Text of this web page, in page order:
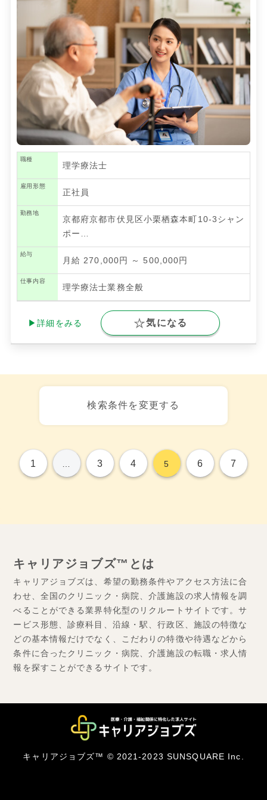
職種
理学療法士
雇用形態
正社員
勤務地
京都府京都市伏見区小栗栖森本町10-3シャン
ポー…
給与
月給 270,000円 ～ 500,000円
仕事内容
理学療法士業務全般
▶詳細をみる 気になる
検索条件を変更する
1 … 3 4 5 6 7
キャリアジョブズ™とは
キャリアジョブズは、希望の勤務条件やアクセス方法に合
わせ、全国のクリニック・病院、介護施設の求人情報を調
べることができる業界特化型のリクルートサイトです。サ
ービス形態、診療科目、沿線・駅、行政区、施設の特徴な
どの基本情報だけでなく、こだわりの特徴や待遇などから
条件に合ったクリニック・病院、介護施設の転職・求人情
報を探すことができるサイトです。
キャリアジョブズ™ © 2021-2023 SUNSQUARE Inc.